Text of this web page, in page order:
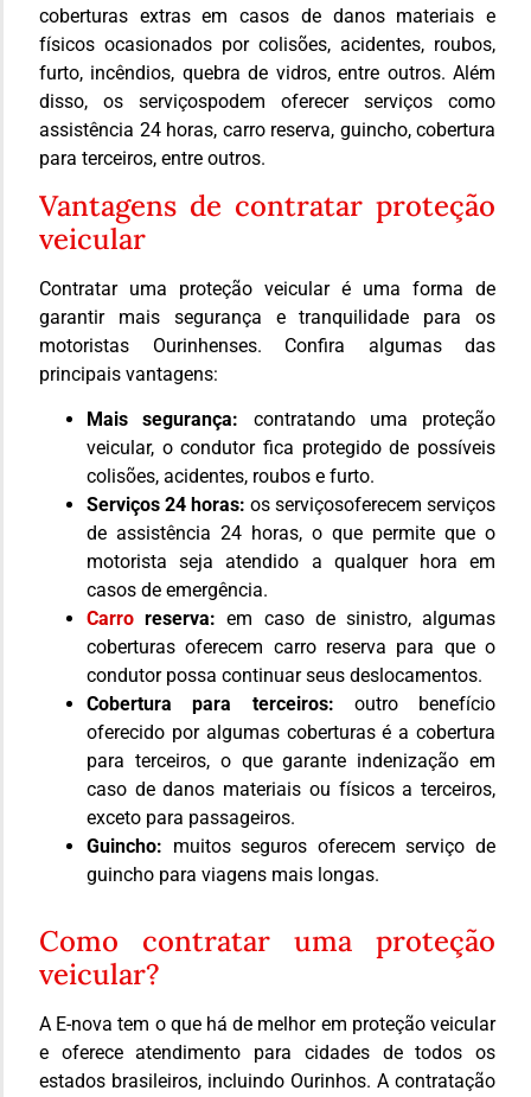
coberturas extras em casos de danos materiais e
físicos ocasionados por colisões, acidentes, roubos,
furto, incêndios, quebra de vidros, entre outros. Além
disso, os serviçospodem oferecer serviços como
assistência 24 horas, carro reserva, guincho, cobertura
para terceiros, entre outros.
Vantagens de contratar proteção
veicular
Contratar uma proteção veicular é uma forma de
garantir mais segurança e tranquilidade para os
motoristas Ourinhenses. Confira algumas das
principais vantagens:
Mais segurança: contratando uma proteção
veicular, o condutor fica protegido de possíveis
colisões, acidentes, roubos e furto.
Serviços 24 horas: os serviçosoferecem serviços
de assistência 24 horas, o que permite que o
motorista seja atendido a qualquer hora em
casos de emergência.
Carro reserva: em caso de sinistro, algumas
coberturas oferecem carro reserva para que o
condutor possa continuar seus deslocamentos.
Cobertura para terceiros: outro benefício
oferecido por algumas coberturas é a cobertura
para terceiros, o que garante indenização em
caso de danos materiais ou físicos a terceiros,
exceto para passageiros.
Guincho: muitos seguros oferecem serviço de
guincho para viagens mais longas.
Como contratar uma proteção
veicular?
A E-nova tem o que há de melhor em proteção veicular
e oferece atendimento para cidades de todos os
estados brasileiros, incluindo Ourinhos. A contratação